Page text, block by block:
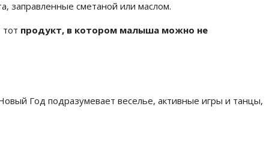
заправленные сметаной или маслом.
продукт, в котором малыша можно не
Год подразумевает веселье, активные игры и танцы,